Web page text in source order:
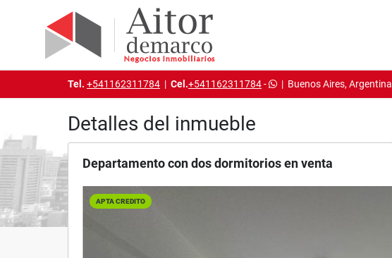
Tel. +541162311784 | Cel.+541162311784- | Buenos Aires, Argentina
Detalles del inmueble
Departamento con dos dormitorios en venta
APTA CREDITO